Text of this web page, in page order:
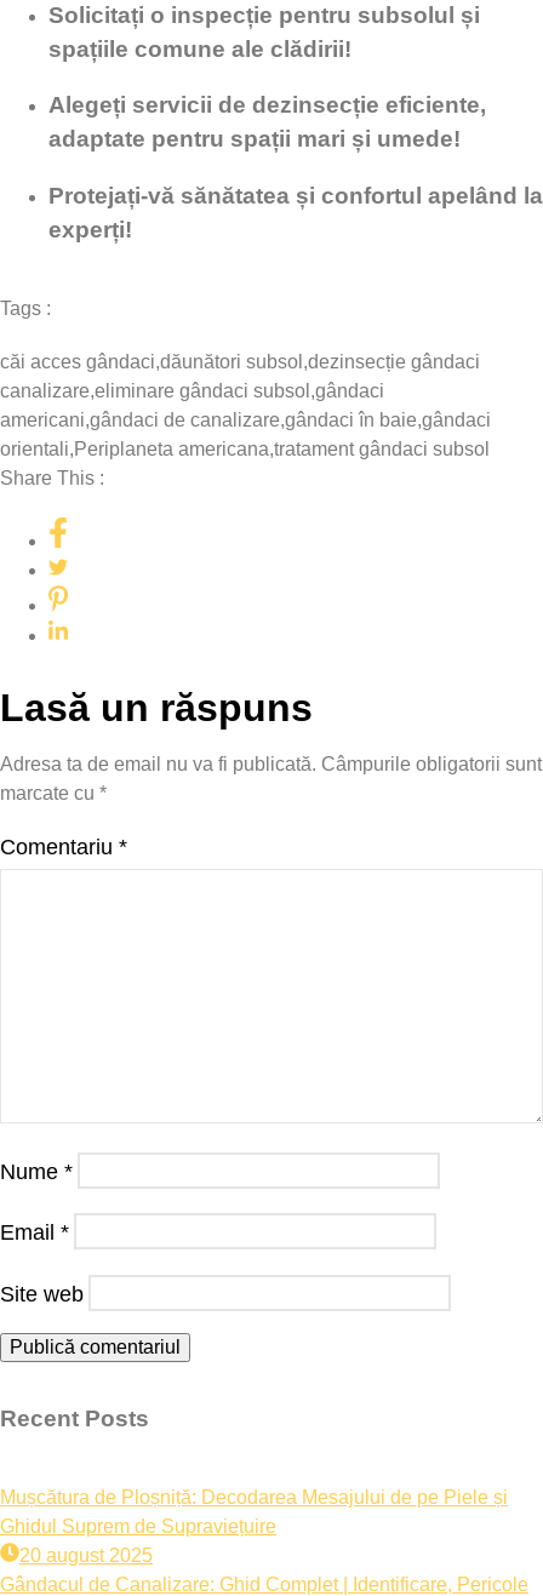
Solicitați o inspecție pentru subsolul și
spațiile comune ale clădirii!
Alegeți servicii de dezinsecție eficiente,
adaptate pentru spații mari și umede!
Protejați-vă sănătatea și confortul apelând la
experți!
Tags :
căi acces gândaci,dăunători subsol ,dezinsecție gândaci
canalizare,eliminare gândaci subsol ,gândaci
americani,gândaci de canalizare,gândaci în baie,gândaci
orientali,Periplaneta americana,tratament gândaci subsol
Share This :
Lasă un răspuns
Adresa ta de email nu va fi publicată. Câmpurile obligatorii sunt
marcate cu *
Comentariu *
Nume *
Email *
Site web
Recent Posts
Mușcătura de Ploșniță: Decodarea Mesajului de pe Piele și
Ghidul Suprem de Supraviețuire
20 august 2025
Gândacul de Canalizare: Ghid Complet | Identificare, Pericole